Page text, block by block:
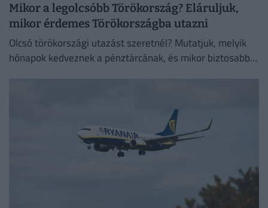
Mikor a legolcsóbb Törökország? Eláruljuk,
mikor érdemes Törökországba utazni
Olcsó törökországi utazást szeretnél? Mutatjuk, melyik
hónapok kedveznek a pénztárcának, és mikor biztosabb a